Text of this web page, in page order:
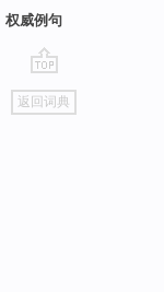
权威例句
go
top
返回词典